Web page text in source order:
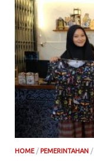
HOME / PEMERINTAHAN /